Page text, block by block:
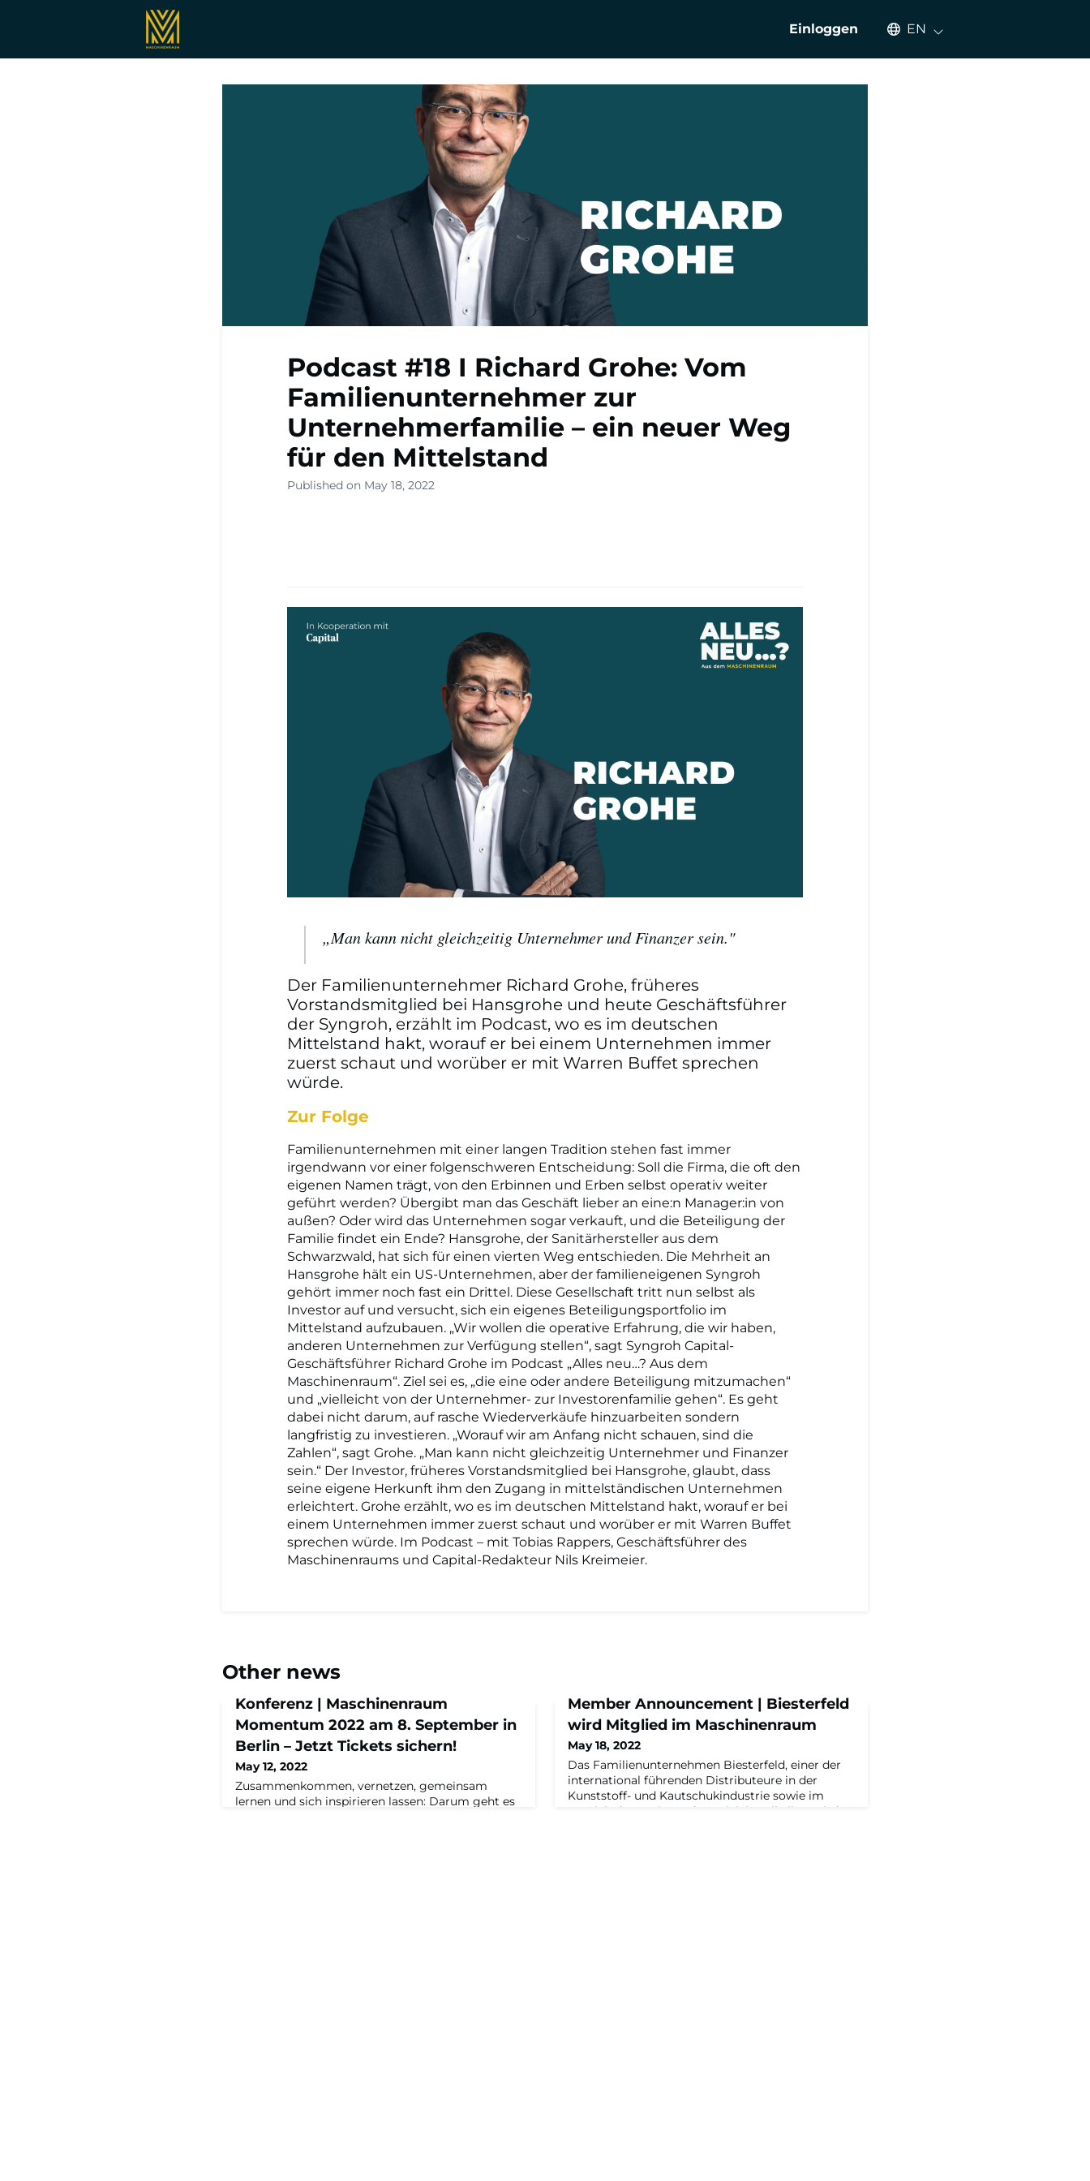
Einloggen Select an available language
EN
Podcast #18 I Richard Grohe: Vom
Familienunternehmer zur
Unternehmerfamilie – ein neuer Weg
für den Mittelstand
Published on May 18, 2022
„Man kann nicht gleichzeitig Unternehmer und Finanzer sein."
Der Familienunternehmer Richard Grohe, früheres
Vorstandsmitglied bei Hansgrohe und heute Geschäftsführer
der Syngroh, erzählt im Podcast, wo es im deutschen
Mittelstand hakt, worauf er bei einem Unternehmen immer
zuerst schaut und worüber er mit Warren Buffet sprechen
würde.
Zur Folge
Familienunternehmen mit einer langen Tradition stehen fast immer
irgendwann vor einer folgenschweren Entscheidung: Soll die Firma, die oft den
eigenen Namen trägt, von den Erbinnen und Erben selbst operativ weiter
geführt werden? Übergibt man das Geschäft lieber an eine:n Manager:in von
außen? Oder wird das Unternehmen sogar verkauft, und die Beteiligung der
Familie findet ein Ende? Hansgrohe, der Sanitärhersteller aus dem
Schwarzwald, hat sich für einen vierten Weg entschieden. Die Mehrheit an
Hansgrohe hält ein US-Unternehmen, aber der familieneigenen Syngroh
gehört immer noch fast ein Drittel. Diese Gesellschaft tritt nun selbst als
Investor auf und versucht, sich ein eigenes Beteiligungsportfolio im
Mittelstand aufzubauen. „Wir wollen die operative Erfahrung, die wir haben,
anderen Unternehmen zur Verfügung stellen“, sagt Syngroh Capital-
Geschäftsführer Richard Grohe im Podcast „Alles neu…? Aus dem
Maschinenraum“. Ziel sei es, „die eine oder andere Beteiligung mitzumachen“
und „vielleicht von der Unternehmer- zur Investorenfamilie gehen“. Es geht
dabei nicht darum, auf rasche Wiederverkäufe hinzuarbeiten sondern
langfristig zu investieren. „Worauf wir am Anfang nicht schauen, sind die
Zahlen“, sagt Grohe. „Man kann nicht gleichzeitig Unternehmer und Finanzer
sein.“ Der Investor, früheres Vorstandsmitglied bei Hansgrohe, glaubt, dass
seine eigene Herkunft ihm den Zugang in mittelständischen Unternehmen
erleichtert. Grohe erzählt, wo es im deutschen Mittelstand hakt, worauf er bei
einem Unternehmen immer zuerst schaut und worüber er mit Warren Buffet
sprechen würde. Im Podcast – mit Tobias Rappers, Geschäftsführer des
Maschinenraums und Capital-Redakteur Nils Kreimeier.
Other news
Konferenz | Maschinenraum
Momentum 2022 am 8. September in
Berlin – Jetzt Tickets sichern!
May 12, 2022
Zusammenkommen, vernetzen, gemeinsam
lernen und sich inspirieren lassen: Darum geht es
Member Announcement | Biesterfeld
wird Mitglied im Maschinenraum
May 18, 2022
Das Familienunternehmen Biesterfeld, einer der
international führenden Distributeure in der
Kunststoff- und Kautschukindustrie sowie im
Bereich der Basis- und Spezialchemikalien, wird